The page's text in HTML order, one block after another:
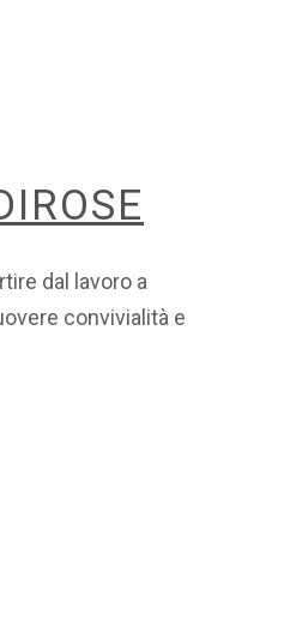
dal lavoro a
convivialità e